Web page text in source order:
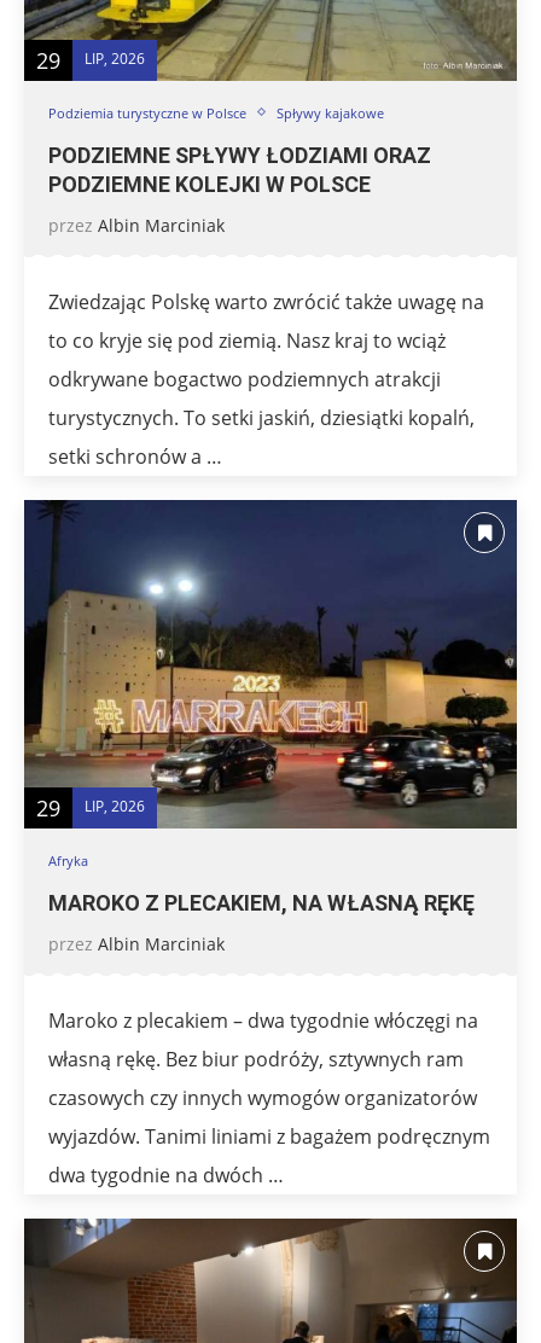
29 LIP, 2026
Podziemia turystyczne w Polsce Spływy kajakowe
PODZIEMNE SPŁYWY ŁODZIAMI ORAZ
PODZIEMNE KOLEJKI W POLSCE
przez Albin Marciniak
Zwiedzając Polskę warto zwrócić także uwagę na
to co kryje się pod ziemią. Nasz kraj to wciąż
odkrywane bogactwo podziemnych atrakcji
turystycznych. To setki jaskiń, dziesiątki kopalń,
setki schronów a …
29 LIP, 2026
Afryka
MAROKO Z PLECAKIEM, NA WŁASNĄ RĘKĘ
przez Albin Marciniak
Maroko z plecakiem – dwa tygodnie włóczęgi na
własną rękę. Bez biur podróży, sztywnych ram
czasowych czy innych wymogów organizatorów
wyjazdów. Tanimi liniami z bagażem podręcznym
dwa tygodnie na dwóch …